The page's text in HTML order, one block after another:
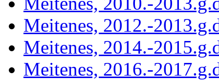
Meitenes, 2012.-
Meitenes, 2014.-
Meitenes, 2016.-